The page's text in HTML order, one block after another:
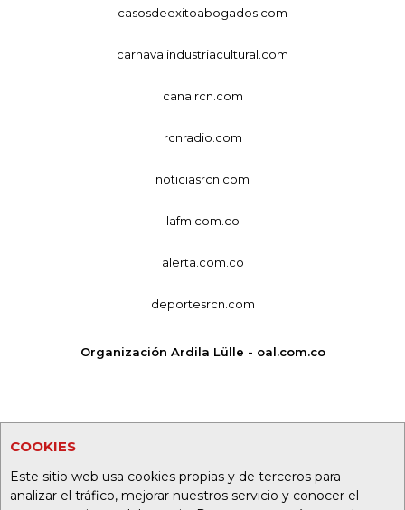
COOKIES
Este sitio web usa cookies propias y de terceros para
analizar el tráfico, mejorar nuestros servicio y conocer el
casosdeexitoabogados.com
carnavalindustriacultural.com
canalrcn.com
rcnradio.com
noticiasrcn.com
lafm.com.co
alerta.com.co
deportesrcn.com
Organización Ardila Lülle - oal.com.co